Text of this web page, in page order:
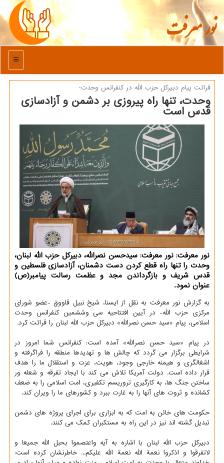
نور معرفت
منو
قرائت پیام دبیركل حزب الله در كنفرانس وحدت؛
وحدت، تنها راه پیروزی بر دشمن و آزادسازی
قدس است
نور معرفت: نور معرفت: سیدحسن نصرالله، دبیرکل حزب الله لبنان،
وحدت را تنها راه قطع کردن دست دشمنان، آزادسازی فلسطین و
قدس شریف و بازگرداندن مجد و عظمت رسالت پیامبر(ص)
عنوان نمود.
به گزارش نور معرفت به نقل از ایسنا، شیخ نبیل قاووق -عضو شورای
مرکزی حزب الله- در آیین افتتاحیه سی وششمین کنفرانس وحدت
اسلامی، پیام «سید حسن نصرالله» دبیرکل حزب الله لبنان را قرائت کرد.
در پیام «سید حسن نصرالله» آمده است: کنفرانس شما امروز در
شرایطی برگزار می گردد که چالش ها و تهدیدها منطقه را فراگرفته و
اشغالگری و هیمنه خارجی وجود، هویت، عزت و استقلال ما را هدف
قرار داده است. دولت آمریکا تلاش می کند با ایجاد تفرقه و شعله ور
ساختن جنگ ها، به کارگیری تروریسم تکفیری، امت اسلامی را به ضعف
کشانده و ثروت های آنها را به غارت ببرد و کشورهای ما را ویران کند.
حکومت های خائن به امت که به ابزاری برای اجرای پروژه های دشمن
تبدیل گشته اند نیز در این راه به مستکبران کمک می کنند.
دبیرکل حزب الله لبنان با اشاره به آیه واعتصموا بحبل الله جمیعا و
لاتفرقوا و اذکروا نعمة الله نعمة الله علیکم... خاطرنشان کرده است: